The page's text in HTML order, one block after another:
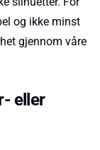
og ikke minst
gjennom våre
eller